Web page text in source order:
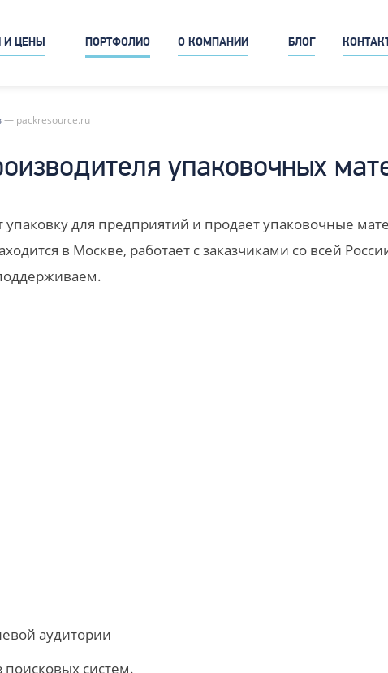
И ЦЕНЫ ПОРТФОЛИО О КОМПАНИИ БЛОГ
— packresource.ru
упаковочных
упаковку для предприятий и продает упаковочные
в Москве, работает с заказчиками со всей
аудитории
поисковых систем.